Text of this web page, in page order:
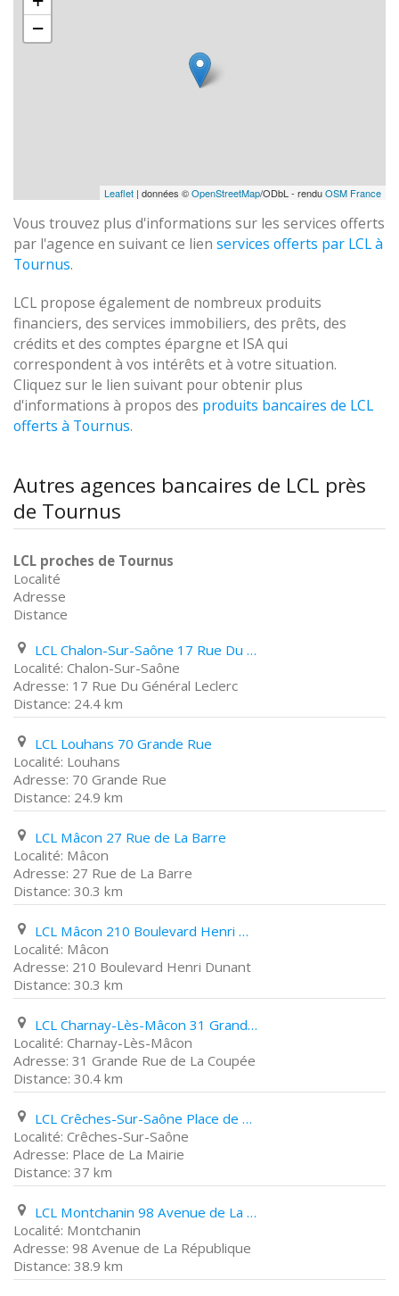
−
Leaflet | données ©OpenStreetMap/ODbL - renduOSM France
Vous trouvez plus d'informations sur les services offerts
par l'agence en suivant ce lien services offerts par LCL à
Tournus.
LCL propose également de nombreux produits
financiers, des services immobiliers, des prêts, des
crédits et des comptes épargne et ISA qui
correspondent à vos intérêts et à votre situation.
Cliquez sur le lien suivant pour obtenir plus
d'informations à propos des produits bancaires de LCL
offerts à Tournus.
Autres agences bancaires de LCL près
de Tournus
LCL proches de Tournus
Localité
Adresse
Distance
LCL Chalon-Sur-Saône 17 Rue Du Général Leclerc
Chalon-Sur-Saône
17 Rue Du Général Leclerc
24.4 km
LCL Louhans 70 Grande Rue
Louhans
70 Grande Rue
24.9 km
LCL Mâcon 27 Rue de La Barre
Mâcon
27 Rue de La Barre
30.3 km
LCL Mâcon 210 Boulevard Henri Dunant
Mâcon
210 Boulevard Henri Dunant
30.3 km
LCL Charnay-Lès-Mâcon 31 Grande Rue de La Coupée
Charnay-Lès-Mâcon
31 Grande Rue de La Coupée
30.4 km
LCL Crêches-Sur-Saône Place de La Mairie
Crêches-Sur-Saône
Place de La Mairie
37 km
LCL Montchanin 98 Avenue de La République
Montchanin
98 Avenue de La République
38.9 km